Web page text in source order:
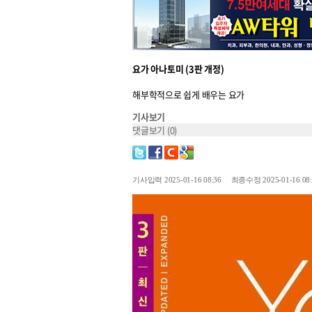
요가 아나토미 (3판 개정)
해부학적으로 쉽게 배우는 요가
기사보기
댓글보기 (0)
기사입력 2025-01-16 08:36 최종수정 2025-01-16